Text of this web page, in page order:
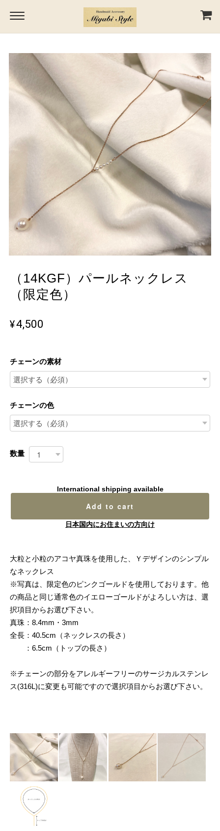
（14KGF）パールネックレス
（限定色）
¥4,500
チェーンの素材
チェーンの色
数量
International shipping available
Add to cart
日本国内にお住まいの方向け
大粒と小粒のアコヤ真珠を使用した、Ｙデザインのシンプル
なネックレス
※写真は、限定色のピンクゴールドを使用しております。他
の商品と同じ通常色のイエローゴールドがよろしい方は、選
択項目からお選び下さい。
真珠：8.4mm・3mm
全長：40.5cm（ネックレスの長さ）
：6.5cm（トップの長さ）
※チェーンの部分をアレルギーフリーのサージカルステンレ
ス(316L)に変更も可能ですので選択項目からお選び下さい。